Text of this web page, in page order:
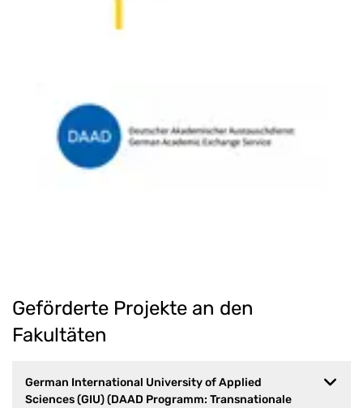
Geförderte Projekte an den
Fakultäten
German International University of Applied
Sciences (GIU) (DAAD Programm: Transnationale